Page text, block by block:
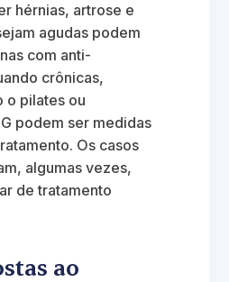
hérnias, artrose e
agudas podem
com anti-
crônicas,
o pilates ou
podem ser medidas
Os casos
algumas vezes,
de tratamento
ao